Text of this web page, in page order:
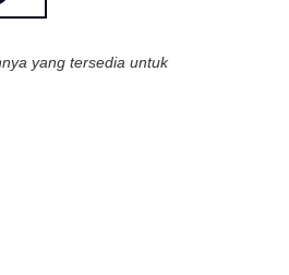
yang tersedia untuk